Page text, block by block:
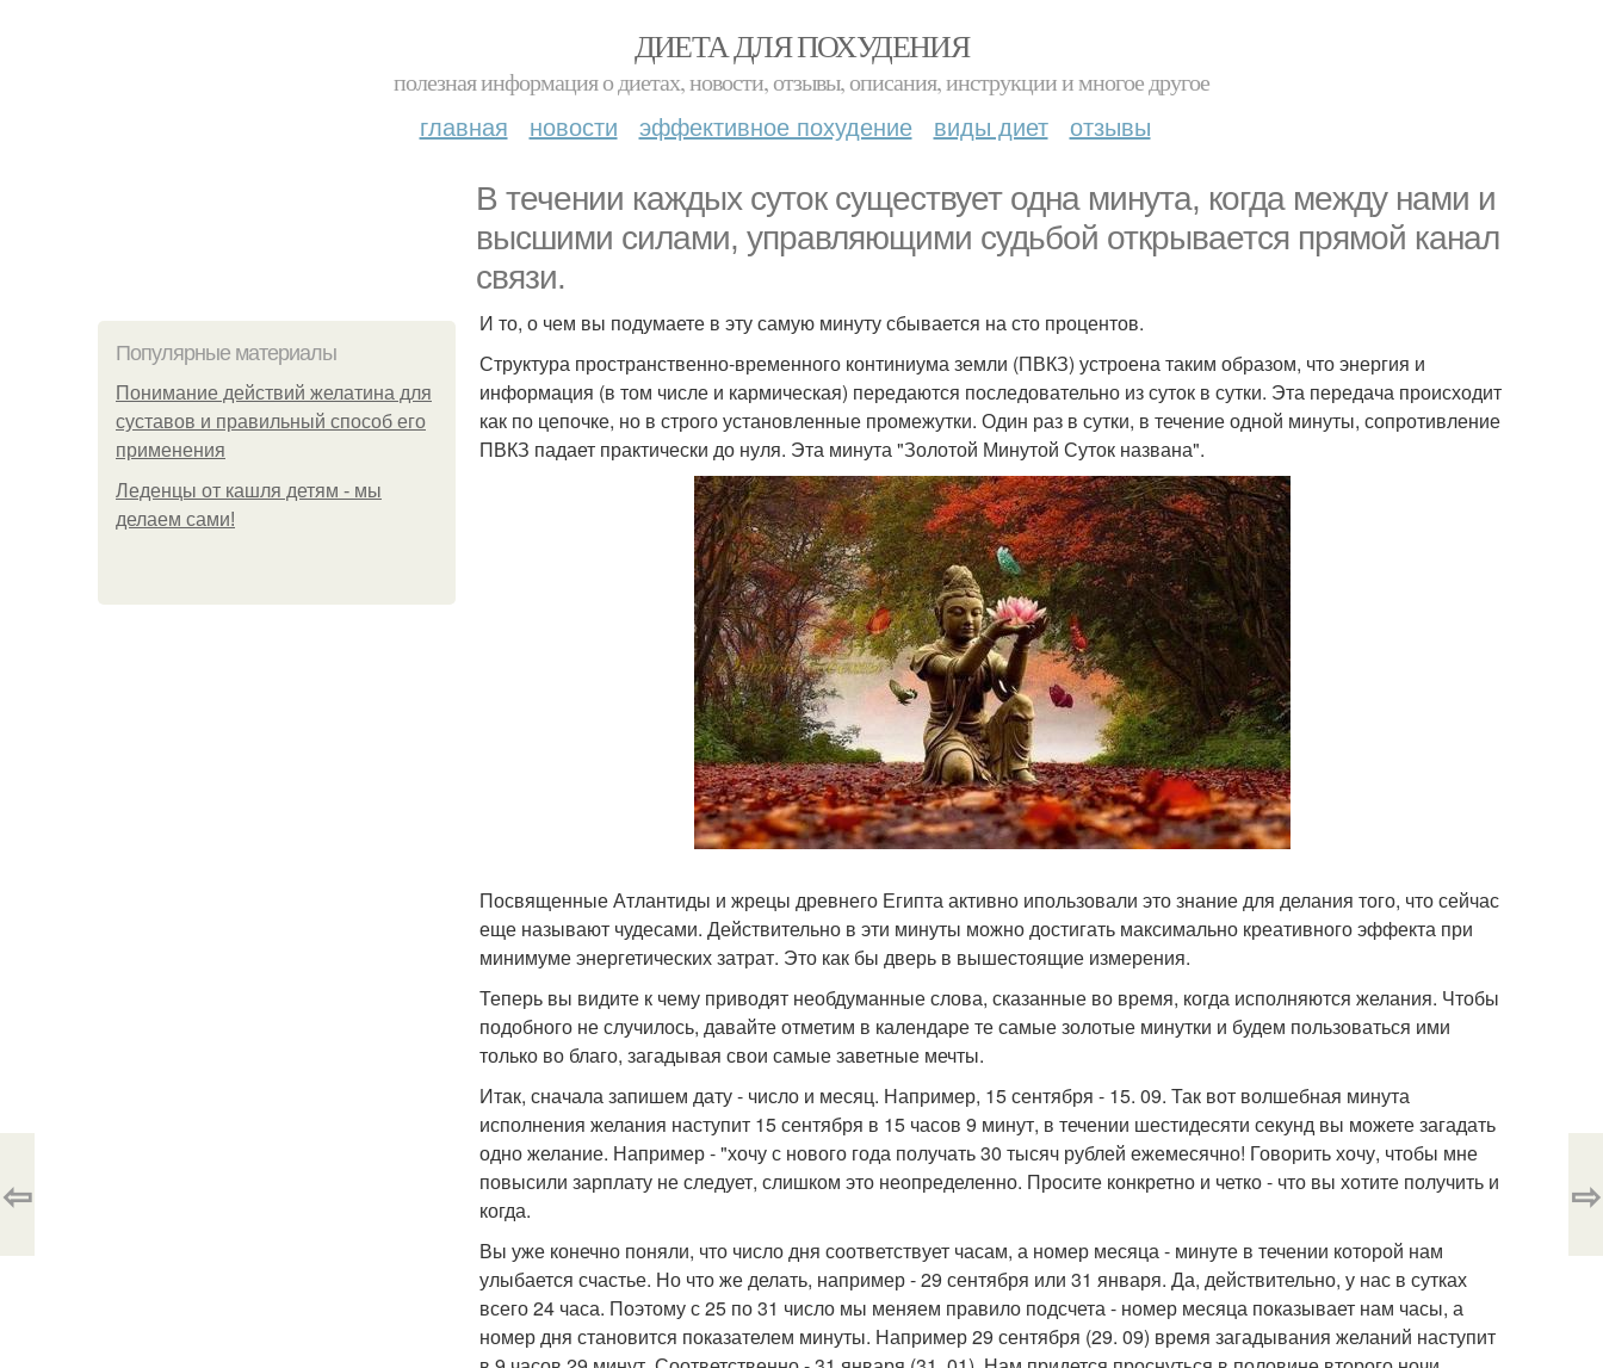
ДИЕТА ДЛЯ ПОХУДЕНИЯ
полезная информация о диетах, новости, отзывы, описания, инструкции и многое другое
главная новости эффективное похудение виды диет отзывы
В течении каждых суток существует одна минута, когда между нами и
высшими силами, управляющими судьбой открывается прямой канал
связи.
Популярные материалы
Понимание действий желатина для
суставов и правильный способ его
применения
Леденцы от кашля детям - мы
делаем сами!
И то, о чем вы подумаете в эту самую минуту сбывается на сто процентов.
Структура пространственно-временного континиума земли (ПВКЗ) устроена таким образом, что энергия и
информация (в том числе и кармическая) передаются последовательно из суток в сутки. Эта передача происходит
как по цепочке, но в строго установленные промежутки. Один раз в сутки, в течение одной минуты, сопротивление
ПВКЗ падает практически до нуля. Эта минута "Золотой Минутой Суток названа".
Посвященные Атлантиды и жрецы древнего Египта активно ипользовали это знание для делания того, что сейчас
еще называют чудесами. Действительно в эти минуты можно достигать максимально креативного эффекта при
минимуме энергетических затрат. Это как бы дверь в вышестоящие измерения.
Теперь вы видите к чему приводят необдуманные слова, сказанные во время, когда исполняются желания. Чтобы
подобного не случилось, давайте отметим в календаре те самые золотые минутки и будем пользоваться ими
только во благо, загадывая свои самые заветные мечты.
Итак, сначала запишем дату - число и месяц. Например, 15 сентября - 15. 09. Так вот волшебная минута
исполнения желания наступит 15 сентября в 15 часов 9 минут, в течении шестидесяти секунд вы можете загадать
одно желание. Например - "хочу с нового года получать 30 тысяч рублей ежемесячно! Говорить хочу, чтобы мне
повысили зарплату не следует, слишком это неопределенно. Просите конкретно и четко - что вы хотите получить и
когда.
Вы уже конечно поняли, что число дня соответствует часам, а номер месяца - минуте в течении которой нам
улыбается счастье. Но что же делать, например - 29 сентября или 31 января. Да, действительно, у нас в сутках
всего 24 часа. Поэтому с 25 по 31 число мы меняем правило подсчета - номер месяца показывает нам часы, а
номер дня становится показателем минуты. Например 29 сентября (29. 09) время загадывания желаний наступит
⇦ ⇨